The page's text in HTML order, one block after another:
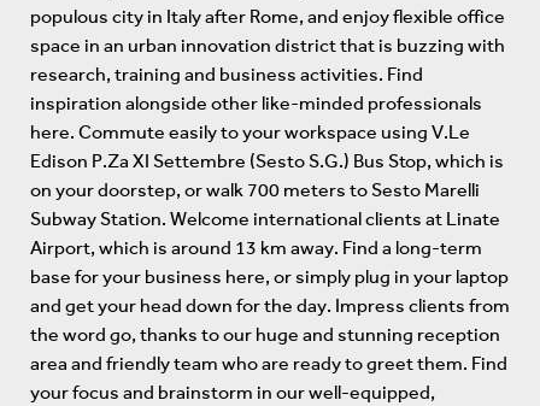
populous city in Italy after Rome, and enjoy flexible office
space in an urban innovation district that is buzzing with
research, training and business activities. Find
inspiration alongside other like-minded professionals
here. Commute easily to your workspace using V.Le
Edison P.Za XI Settembre (Sesto S.G.) Bus Stop, which is
on your doorstep, or walk 700 meters to Sesto Marelli
Subway Station. Welcome international clients at Linate
Airport, which is around 13 km away. Find a long-term
base for your business here, or simply plug in your laptop
and get your head down for the day. Impress clients from
the word go, thanks to our huge and stunning reception
area and friendly team who are ready to greet them. Find
your focus and brainstorm in our well-equipped,